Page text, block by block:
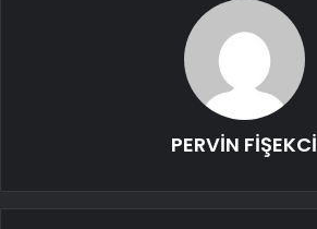
PERVİN FİŞEKCİ